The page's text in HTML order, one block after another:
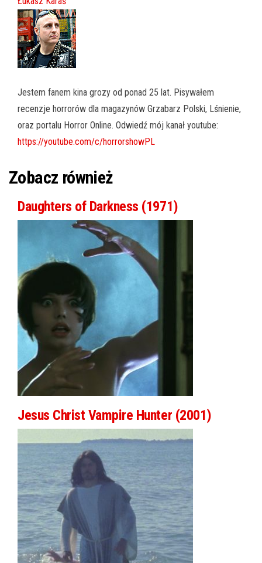
Jestem fanem kina grozy od ponad 25 lat. Pisywałem
recenzje horrorów dla magazynów Grzabarz Polski, Lśnienie,
oraz portalu Horror Online. Odwiedź mój kanał youtube:
https://youtube.com/c/horrorshowPL
Zobacz również
Daughters of Darkness (1971)
Jesus Christ Vampire Hunter (2001)